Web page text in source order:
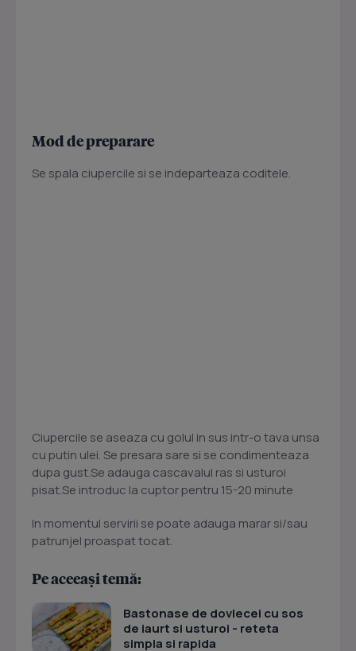
Mod de preparare
Se spala ciupercile si se indeparteaza coditele.
Ciupercile se aseaza cu golul in sus intr-o tava unsa
cu putin ulei. Se presara sare si se condimenteaza
dupa gust.Se adauga cascavalul ras si usturoi
pisat.Se introduc la cuptor pentru 15-20 minute
In momentul servirii se poate adauga marar si/sau
patrunjel proaspat tocat.
Pe aceeași temă:
Bastonase de dovlecei cu sos
de iaurt si usturoi - reteta
simpla si rapida